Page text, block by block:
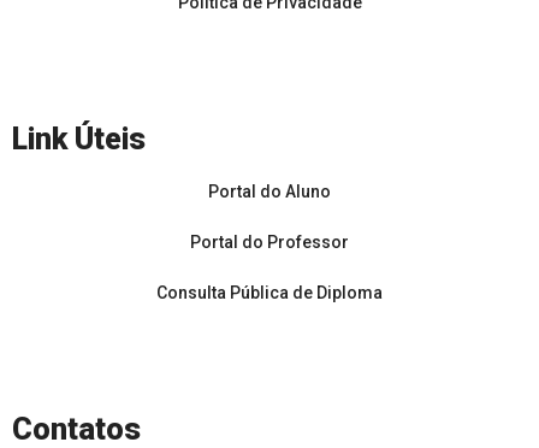
Link Úteis
Portal do Aluno
Portal do Professor
Consulta Pública de Diploma
Contatos